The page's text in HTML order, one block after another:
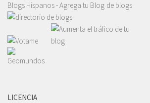
LICENCIA